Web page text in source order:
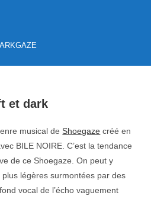
et dark
musical deShoegaze créé en
BILE NOIRE. C’est la tendance
de ce Shoegaze. On peut y
légères surmontées par des
vocal de l’écho vaguement